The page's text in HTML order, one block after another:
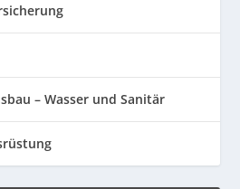
– Wasser und Sanitär